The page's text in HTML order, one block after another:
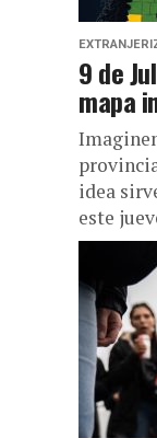
9 de
mapa
idea
este